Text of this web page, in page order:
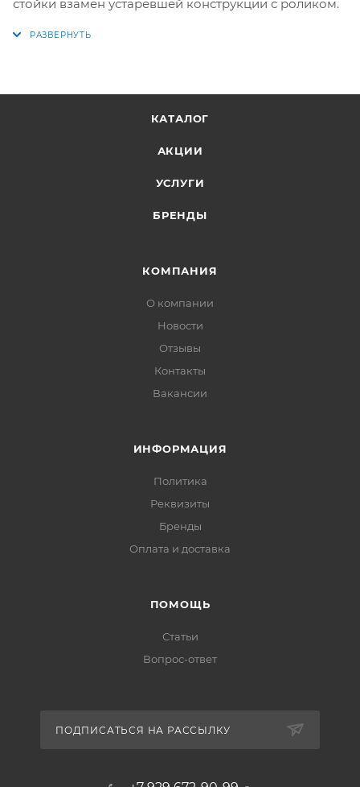
стойки взамен устаревшей конструкции с роликом.
КАТАЛОГ
АКЦИИ
УСЛУГИ
БРЕНДЫ
КОМПАНИЯ
О компании
Новости
Отзывы
Контакты
Вакансии
ИНФОРМАЦИЯ
Политика
Реквизиты
Бренды
Оплата и доставка
ПОМОЩЬ
Статьи
Вопрос-ответ
ПОДПИСАТЬСЯ НА РАССЫЛКУ